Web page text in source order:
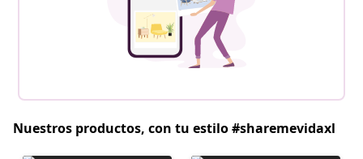
Nuestros productos, con tu estilo #sharemevidaxl